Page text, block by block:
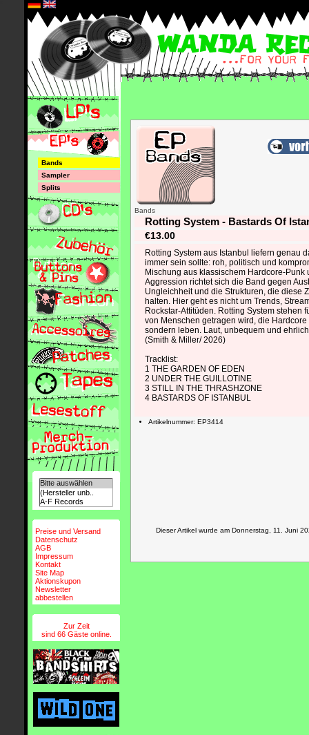
Bands
Sampler
Splits
Preise und Versand
Datenschutz
AGB
Impressum
Kontakt
Site Map
Aktionskupon
Newsletter
abbestellen
Zur Zeit
sind 66 Gäste online.
Bands
Rotting System - Bastards Of
€13.00
Rotting System aus Istanbul liefern genau
immer sein sollte: roh, politisch und
Mischung aus klassischem Hardcore-Punk
Aggression richtet sich die Band gegen
Ungleichheit und die Strukturen, die diese
halten. Hier geht es nicht um Trends,
Rockstar-Attitüden. Rotting System stehen
von Menschen getragen wird, die
sondern leben. Laut, unbequem und
(Smith & Miller/ 2026)
Tracklist:
1 THE GARDEN OF EDEN
2 UNDER THE GUILLOTINE
3 STILL IN THE THRASHZONE
4 BASTARDS OF ISTANBUL
Artikelnummer: EP3414
Dieser Artikel wurde am Donnerstag, 11. Juni